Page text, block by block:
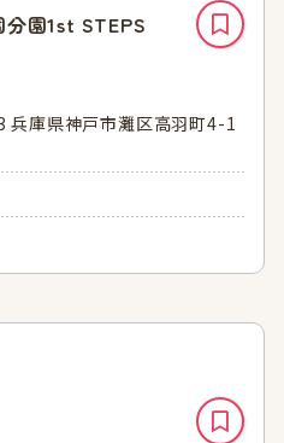
園1st STEPS
兵庫県神戸市灘区高羽町4-1